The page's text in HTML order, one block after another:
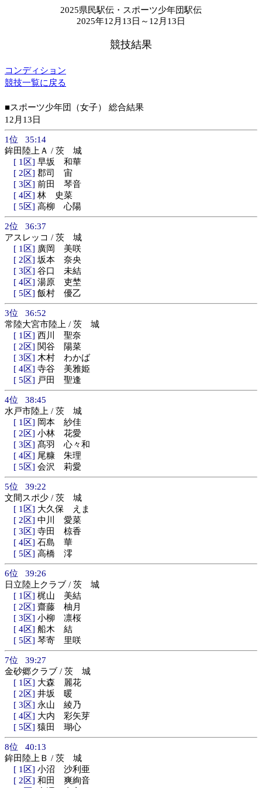
2025県民駅伝・スポーツ少年団駅伝
2025年12月13日～12月13日
競技結果
コンディション
競技一覧に戻る
■スポーツ少年団（女子） 総合結果
12月13日
1位 35:14
鉾田陸上Ａ / 茨 城
[ 1区] 早坂 和華
[ 2区] 郡司 宙
[ 3区] 前田 琴音
[ 4区] 林 史菜
[ 5区] 高柳 心陽
2位 36:37
アスレッコ / 茨 城
[ 1区] 廣岡 美咲
[ 2区] 坂本 奈央
[ 3区] 谷口 未結
[ 4区] 湯原 吏埜
[ 5区] 飯村 優乙
3位 36:52
常陸大宮市陸上 / 茨 城
[ 1区] 西川 聖奈
[ 2区] 関谷 陽菜
[ 3区] 木村 わかば
[ 4区] 寺谷 美雅姫
[ 5区] 戸田 聖逢
4位 38:45
水戸市陸上 / 茨 城
[ 1区] 岡本 紗佳
[ 2区] 小林 花愛
[ 3区] 髙羽 心々和
[ 4区] 尾糠 朱理
[ 5区] 会沢 莉愛
5位 39:22
文間スポ少 / 茨 城
[ 1区] 大久保 えま
[ 2区] 中川 愛菜
[ 3区] 寺田 椋香
[ 4区] 石島 華
[ 5区] 高橋 澪
6位 39:26
日立陸上クラブ / 茨 城
[ 1区] 梶山 美結
[ 2区] 齋藤 柚月
[ 3区] 小柳 凛桜
[ 4区] 船木 結
[ 5区] 琴寄 里咲
7位 39:27
金砂郷クラブ / 茨 城
[ 1区] 大森 麗花
[ 2区] 井坂 暖
[ 3区] 永山 綾乃
[ 4区] 大内 彩矢芽
[ 5区] 猿田 瑚心
8位 40:13
鉾田陸上Ｂ / 茨 城
[ 1区] 小沼 沙利亜
[ 2区] 和田 爽絢音